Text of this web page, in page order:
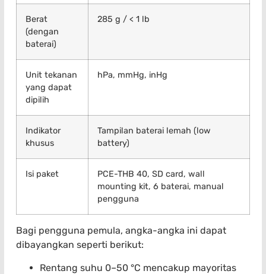
Berat
(dengan
baterai)
285 g / < 1 lb
Unit tekanan
yang dapat
dipilih
hPa, mmHg, inHg
Indikator
khusus
Tampilan baterai lemah (low
battery)
Isi paket
PCE-THB 40, SD card, wall
mounting kit, 6 baterai, manual
pengguna
Bagi pengguna pemula, angka-angka ini dapat
dibayangkan seperti berikut:
Rentang suhu 0–50 °C mencakup mayoritas